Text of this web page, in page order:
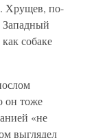
Хрущев, по-
Западный
собаке
он тоже
«не
выглядел